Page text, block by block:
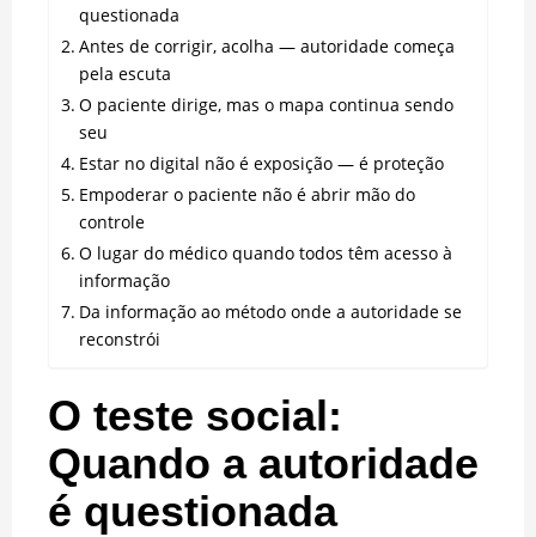
questionada
Antes de corrigir, acolha — autoridade começa
pela escuta
O paciente dirige, mas o mapa continua sendo
seu
Estar no digital não é exposição — é proteção
Empoderar o paciente não é abrir mão do
controle
O lugar do médico quando todos têm acesso à
informação
Da informação ao método onde a autoridade se
reconstrói
O teste social:
Quando a autoridade
é questionada